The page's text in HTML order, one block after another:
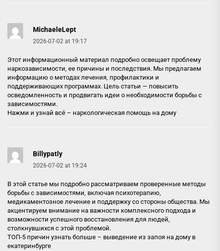
MichaeleLept
2026-07-02 at 19:17
Этот информационный материал подробно освещает проблему
наркозависимости, ее причины и последствия. Мы предлагаем
информацию о методах лечения, профилактики и
поддерживающих программах. Цель статьи — повысить
осведомленность и продвигать идеи о необходимости борьбы с
зависимостями.
Нажми и узнай всё – наркологическая помощь на дому
Billypatly
2026-07-02 at 19:24
В этой статье мы подробно рассматриваем проверенные методы
борьбы с зависимостями, включая психотерапию,
медикаментозное лечение и поддержку со стороны общества. Мы
акцентируем внимание на важности комплексного подхода и
возможности успешного восстановления для людей,
столкнувшихся с этой проблемой.
ТОП-5 причин узнать больше – выведение из запоя на дому в
екатеринбурге